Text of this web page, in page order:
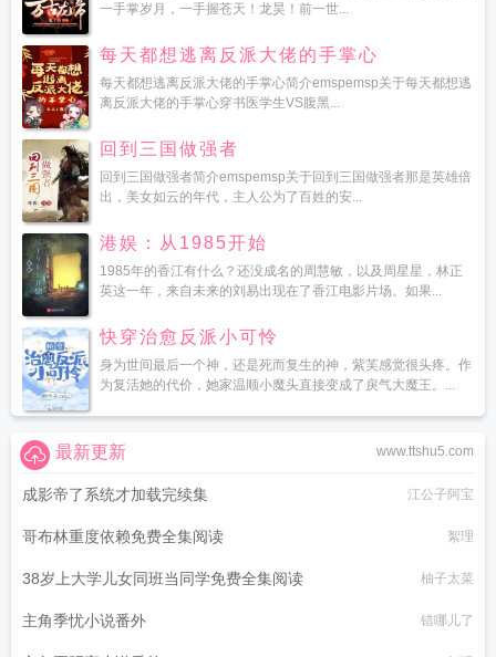
一手掌岁月，一手握苍天！龙昊！前一世...
每天都想逃离反派大佬的手掌心
每天都想逃离反派大佬的手掌心简介emspemsp关于每天都想逃
离反派大佬的手掌心穿书医学生VS腹黑...
回到三国做强者
回到三国做强者简介emspemsp关于回到三国做强者那是英雄倍
出，美女如云的年代，主人公为了百姓的安...
港娱：从1985开始
1985年的香江有什么？还没成名的周慧敏，以及周星星，林正
英这一年，来自未来的刘易出现在了香江电影片场。如果...
快穿治愈反派小可怜
身为世间最后一个神，还是死而复生的神，紫芙感觉很头疼。作
为复活她的代价，她家温顺小魔头直接变成了戾气大魔王。...
www.ttshu5.com
最新更新
成影帝了系统才加载完续集 江公子阿宝
哥布林重度依赖免费全集阅读 絮理
38岁上大学儿女同班当同学免费全集阅读 柚子太菜
主角季忧小说番外 错哪儿了